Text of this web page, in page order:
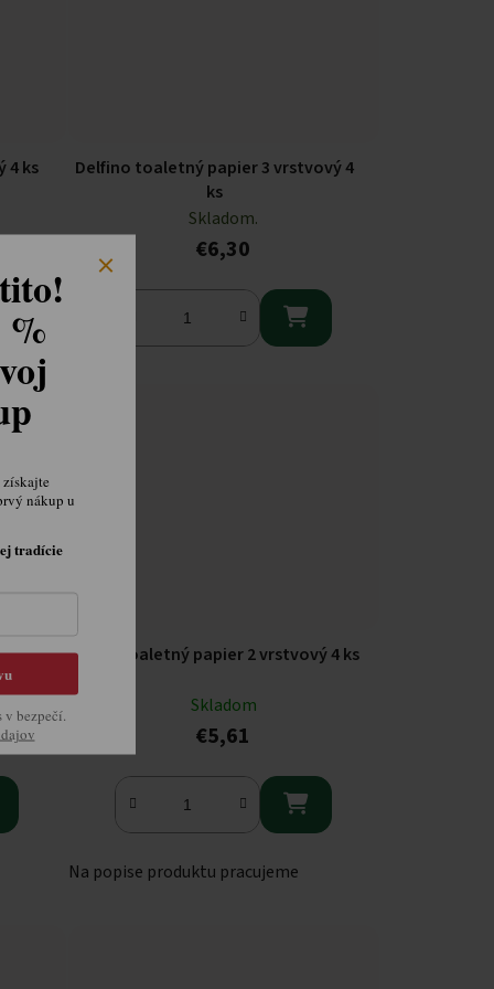
4 ks
Delfino toaletný papier 3 vrstvový 4
ks
Skladom.
€6,30

2
Bravo toaletný papier 2 vrstvový 4 ks
Skladom
€5,61

Na popise produktu pracujeme
%
nákup u
tradície
v bezpečí.